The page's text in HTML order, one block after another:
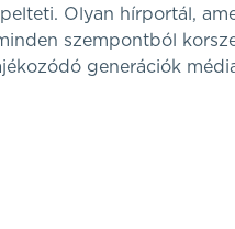
Olyan hírportál,
szempontból
generációk